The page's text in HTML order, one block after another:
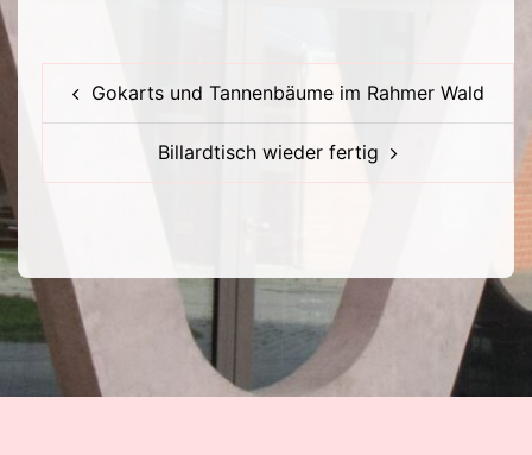
Beitragsnavigation
Gokarts und Tannenbäume im Rahmer Wald
Billardtisch wieder fertig